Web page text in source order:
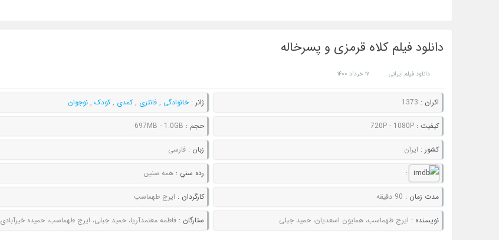
دانلود فیلم کلاه قرمزی و پسرخاله
دانلود فیلم ایرانی ۱۷ خرداد ۱۴۰۰
اکران : 1373 ژانر :خانوادگی ,فانتزی ,کمدی ,کودک ,نوجوان
کيفيت :720P - 1080P حجم : 697MB - 1.0GB
کشور : ایران زبان :فارسی
: رده سني :همه سنین
مدت زمان : 90 دقیقه کارگردان : ایرج طهماسب
نويسنده : ایرج طهماسب، همایون اسعدیان، حمید جبلی ستارگان :فاطمه معتمدآریا، حمید جبلی، ایرج طهماسب، حمیده خیرآبادی